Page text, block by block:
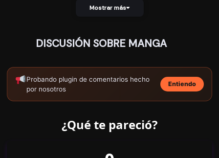
Capítulo 54 25/03/2026
Mostrar más
DISCUSIÓN SOBRE MANGA
Probando plugin de comentarios hecho
por nosotros
Entiendo
¿Qué te pareció?